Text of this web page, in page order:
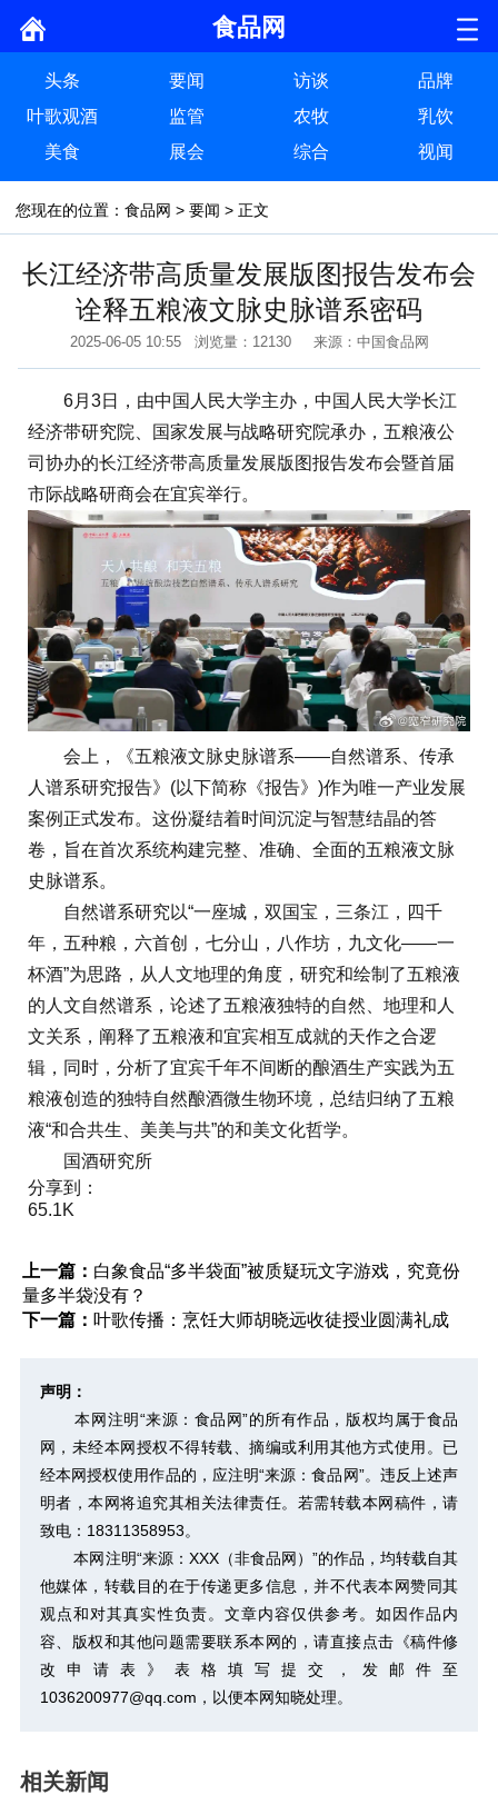
食品网
头条 要闻 访谈
品牌
叶歌观酒
监管 农牧
乳饮
美食
展会 综合 视闻
您现在的位置： 食品网 > 要闻 > 正文
长江经济带高质量发展版图报告发布会
诠释五粮液文脉史脉谱系密码
2025-06-05 10:55 浏览量：12130 来源：中国食品网
6月3日，由中国人民大学主办，中国人民大学长江
经济带研究院、国家发展与战略研究院承办，五粮液公
司协办的长江经济带高质量发展版图报告发布会暨首届
市际战略研商会在宜宾举行。
会上，《五粮液文脉史脉谱系——自然谱系、传承
人谱系研究报告》(以下简称《报告》)作为唯一产业发展
案例正式发布。这份凝结着时间沉淀与智慧结晶的答
卷，旨在首次系统构建完整、准确、全面的五粮液文脉
史脉谱系。
自然谱系研究以“一座城，双国宝，三条江，四千
年，五种粮，六首创，七分山，八作坊，九文化——一
杯酒”为思路，从人文地理的角度，研究和绘制了五粮液
的人文自然谱系，论述了五粮液独特的自然、地理和人
文关系，阐释了五粮液和宜宾相互成就的天作之合逻
辑，同时，分析了宜宾千年不间断的酿酒生产实践为五
粮液创造的独特自然酿酒微生物环境，总结归纳了五粮
液“和合共生、美美与共”的和美文化哲学。
国酒研究所
分享到：
65.1K
上一篇： 白象食品“多半袋面”被质疑玩文字游戏，究竟份
量多半袋没有？
下一篇： 叶歌传播：烹饪大师胡晓远收徒授业圆满礼成
声明：
本网注明“来源：食品网”的所有作品，版权均属于食品
网，未经本网授权不得转载、摘编或利用其他方式使用。已
经本网授权使用作品的，应注明“来源：食品网”。违反上述声
明者，本网将追究其相关法律责任。若需转载本网稿件，请
致电：18311358953。
本网注明“来源：XXX（非食品网）”的作品，均转载自其
他媒体，转载目的在于传递更多信息，并不代表本网赞同其
观点和对其真实性负责。文章内容仅供参考。如因作品内
容、版权和其他问题需要联系本网的，请直接点击 《稿件修
改申请表》 表格填写提交，发邮件至
1036200977@qq.com，以便本网知晓处理。
相关新闻